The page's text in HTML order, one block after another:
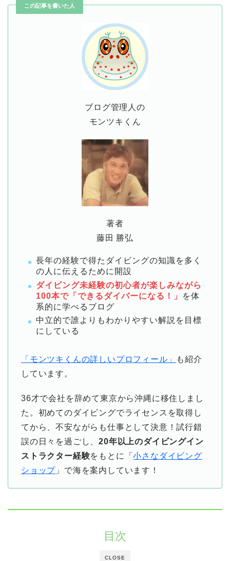
この記事を書いた人
ブログ管理人の
モンツキくん
著者
藤田 勝弘
長年の経験で得たダイビングの知識を多く
の人に伝えるために開設
ダイビング未経験の初心者が楽しみながら
100本で「できるダイバーになる！」
を体
系的に学べるブログ
中立的で誰よりもわかりやすい解説を目標
にしている
「モンツキくんの詳しいプロフィール」
も紹介
しています。
36才で会社を辞めて東京から沖縄に移住しまし
た。初めてのダイビングでライセンスを取得し
てから、不安ながらも仕事として決意！試行錯
誤の日々を過ごし、20年以上のダイビングイン
ストラクター経験をもとに「小さなダイビング
ショップ 」で海を案内しています！
CLOSE
目次